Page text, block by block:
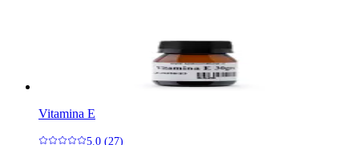
Vitamina E
5.0 (27)